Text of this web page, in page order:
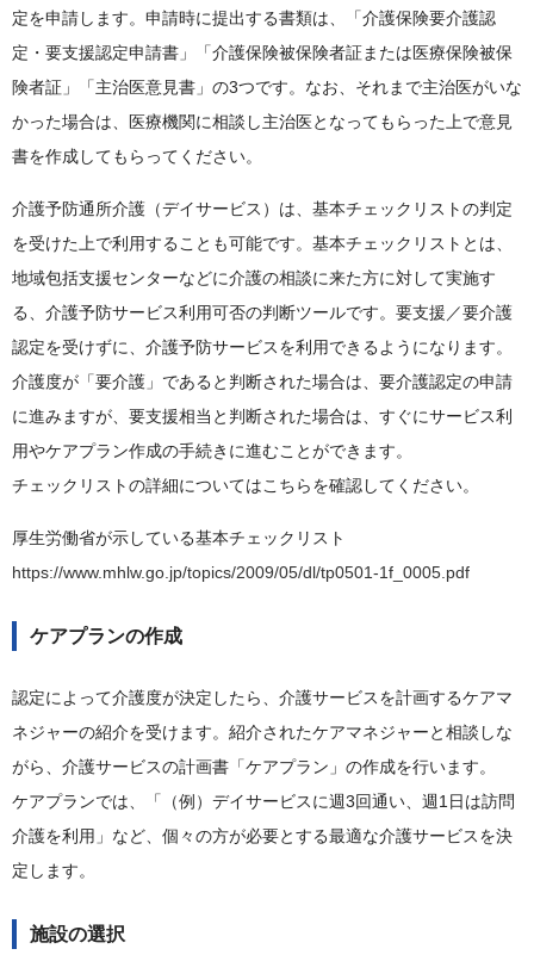
定を申請します。申請時に提出する書類は、「介護保険要介護認
定・要支援認定申請書」「介護保険被保険者証または医療保険被保
険者証」「主治医意見書」の3つです。なお、それまで主治医がいな
かった場合は、医療機関に相談し主治医となってもらった上で意見
書を作成してもらってください。
介護予防通所介護（デイサービス）は、基本チェックリストの判定
を受けた上で利用することも可能です。基本チェックリストとは、
地域包括支援センターなどに介護の相談に来た方に対して実施す
る、介護予防サービス利用可否の判断ツールです。要支援／要介護
認定を受けずに、介護予防サービスを利用できるようになります。
介護度が「要介護」であると判断された場合は、要介護認定の申請
に進みますが、要支援相当と判断された場合は、すぐにサービス利
用やケアプラン作成の手続きに進むことができます。
チェックリストの詳細についてはこちらを確認してください。
厚生労働省が示している基本チェックリスト
https://www.mhlw.go.jp/topics/2009/05/dl/tp0501-1f_0005.pdf
ケアプランの作成
認定によって介護度が決定したら、介護サービスを計画するケアマ
ネジャーの紹介を受けます。紹介されたケアマネジャーと相談しな
がら、介護サービスの計画書「ケアプラン」の作成を行います。
ケアプランでは、「（例）デイサービスに週3回通い、週1日は訪問
介護を利用」など、個々の方が必要とする最適な介護サービスを決
定します。
施設の選択